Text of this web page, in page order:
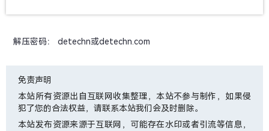
解压密码： detechn或detechn.com
免责声明
本站所有资源出自互联网收集整理，本站不参与制作，如果侵
犯了您的合法权益，请联系本站我们会及时删除。
本站发布资源来源于互联网，可能存在水印或者引流等信息，